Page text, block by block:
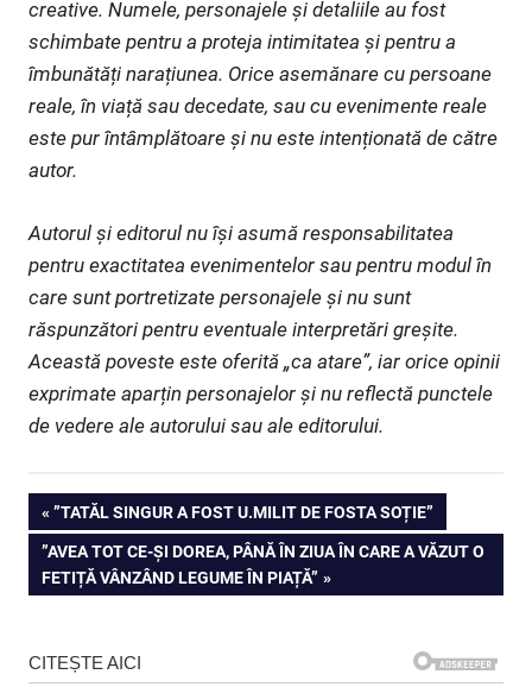
creative. Numele, personajele și detaliile au fost
schimbate pentru a proteja intimitatea și pentru a
îmbunătăți narațiunea. Orice asemănare cu persoane
reale, în viață sau decedate, sau cu evenimente reale
este pur întâmplătoare și nu este intenționată de către
autor.
Autorul și editorul nu își asumă responsabilitatea
pentru exactitatea evenimentelor sau pentru modul în
care sunt portretizate personajele și nu sunt
răspunzători pentru eventuale interpretări greșite.
Această poveste este oferită „ca atare”, iar orice opinii
exprimate aparțin personajelor și nu reflectă punctele
de vedere ale autorului sau ale editorului.
Navigare
în
articole
PREVIOUS
POST:
”TATĂL SINGUR A FOST U.MILIT DE FOSTA SOȚIE”
NEXT
POST:
”AVEA TOT CE-ȘI DOREA, PÂNĂ ÎN ZIUA ÎN CARE A VĂZUT O
FETIȚĂ VÂNZÂND LEGUME ÎN PIAȚĂ”